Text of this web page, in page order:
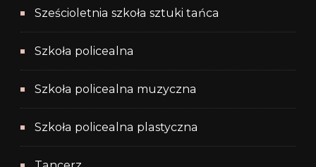
Sześcioletnia szkoła sztuki tańca
Szkoła policealna
Szkoła policealna muzyczna
Szkoła policealna plastyczna